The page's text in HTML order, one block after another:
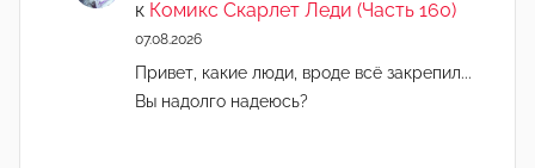
к Комикс Скарлет Леди (Часть 160)
07.08.2026
Привет, какие люди, вроде всё закрепил...
Вы надолго надеюсь?